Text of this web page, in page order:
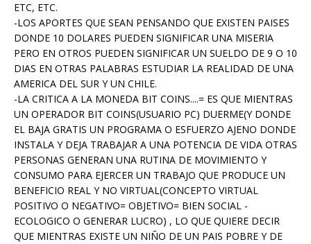
ETC, ETC.
-LOS APORTES QUE SEAN PENSANDO QUE EXISTEN PAISES
DONDE 10 DOLARES PUEDEN SIGNIFICAR UNA MISERIA
PERO EN OTROS PUEDEN SIGNIFICAR UN SUELDO DE 9 O 10
DIAS EN OTRAS PALABRAS ESTUDIAR LA REALIDAD DE UNA
AMERICA DEL SUR Y UN CHILE.
-LA CRITICA A LA MONEDA BIT COINS....= ES QUE MIENTRAS
UN OPERADOR BIT COINS(USUARIO PC) DUERME(Y DONDE
EL BAJA GRATIS UN PROGRAMA O ESFUERZO AJENO DONDE
INSTALA Y DEJA TRABAJAR A UNA POTENCIA DE VIDA OTRAS
PERSONAS GENERAN UNA RUTINA DE MOVIMIENTO Y
CONSUMO PARA EJERCER UN TRABAJO QUE PRODUCE UN
BENEFICIO REAL Y NO VIRTUAL(CONCEPTO VIRTUAL
POSITIVO O NEGATIVO= OBJETIVO= BIEN SOCIAL -
ECOLOGICO O GENERAR LUCRO) , LO QUE QUIERE DECIR
QUE MIENTRAS EXISTE UN NIÑO DE UN PAIS POBRE Y DE